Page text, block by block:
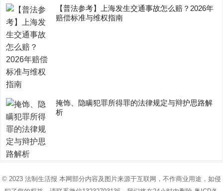
【普法参考】上海发生交通事故怎么赔？2026年
赔偿标准与维权指南
掩饰、隐瞒犯罪所得罪的法律规定与辩护思路解
析
© 2023 法制生活报 本网部分内容及图片来源于互联网，不作商业用途，如侵